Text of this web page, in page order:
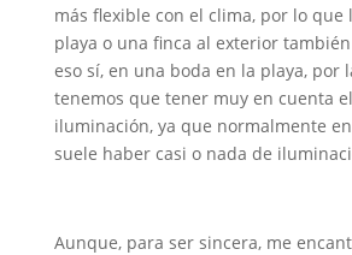
más flexible con el clima, por lo que
playa o una finca al exterior
eso sí, en una boda en la playa, por
tenemos que tener muy en cuenta
iluminación, ya que normalmente
suele haber casi o nada de
Aunque, para ser sincera, me